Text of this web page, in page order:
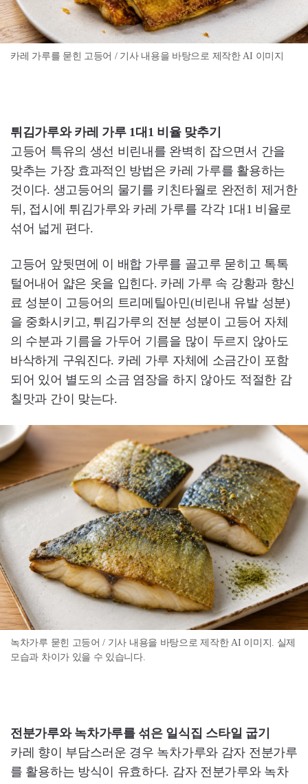
카레 가루를 묻힌 고등어 / 기사 내용을 바탕으로 제작한 AI 이미지
튀김가루와 카레 가루 1대1 비율 맞추기
고등어 특유의 생선 비린내를 완벽히 잡으면서 간을
맞추는 가장 효과적인 방법은 카레 가루를 활용하는
것이다. 생고등어의 물기를 키친타월로 완전히 제거한
뒤, 접시에 튀김가루와 카레 가루를 각각 1대1 비율로
섞어 넓게 편다.
고등어 앞뒷면에 이 배합 가루를 골고루 묻히고 톡톡
털어내어 얇은 옷을 입힌다. 카레 가루 속 강황과 향신
료 성분이 고등어의 트리메틸아민(비린내 유발 성분)
을 중화시키고, 튀김가루의 전분 성분이 고등어 자체
의 수분과 기름을 가두어 기름을 많이 두르지 않아도
바삭하게 구워진다. 카레 가루 자체에 소금간이 포함
되어 있어 별도의 소금 염장을 하지 않아도 적절한 감
칠맛과 간이 맞는다.
녹차가루 묻힌 고등어 / 기사 내용을 바탕으로 제작한 AI 이미지. 실제
모습과 차이가 있을 수 있습니다.
전분가루와 녹차가루를 섞은 일식집 스타일 굽기
카레 향이 부담스러운 경우 녹차가루와 감자 전분가루
를 활용하는 방식이 유효하다. 감자 전분가루와 녹차